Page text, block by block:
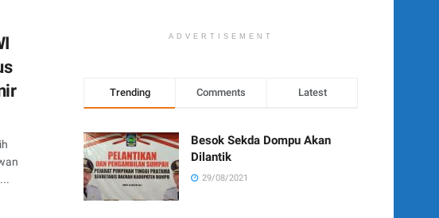
ADVERTISEMENT
Trending Comments Latest
Besok Sekda Dompu Akan
Dilantik
29/08/2021